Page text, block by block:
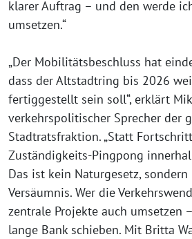
klarer Auftrag – und den werde
umsetzen.“
„Der Mobilitätsbeschluss hat
dass der Altstadtring bis 2026
fertiggestellt sein soll“, erklärt
verkehrspolitischer Sprecher der
Stadtratsfraktion. „Statt
Zuständigkeits-Pingpong
Das ist kein Naturgesetz,
Versäumnis. Wer die
zentrale Projekte auch umsetzen
lange Bank schieben. Mit Britta